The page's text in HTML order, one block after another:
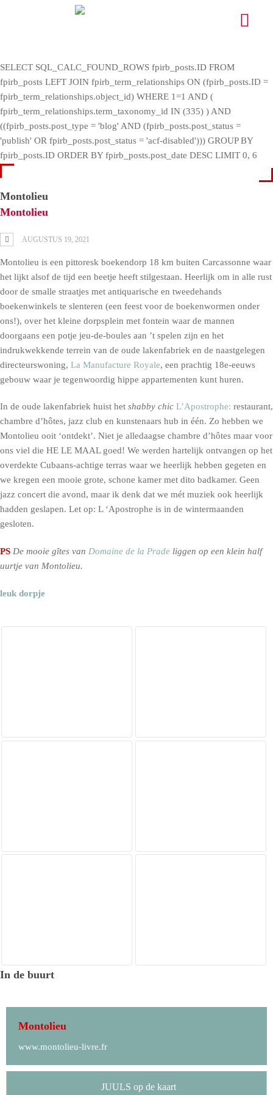
SELECT SQL_CALC_FOUND_ROWS fpirb_posts.ID FROM
fpirb_posts LEFT JOIN fpirb_term_relationships ON (fpirb_posts.ID =
fpirb_term_relationships.object_id) WHERE 1=1 AND (
fpirb_term_relationships.term_taxonomy_id IN (335) ) AND
((fpirb_posts.post_type = 'blog' AND (fpirb_posts.post_status =
'publish' OR fpirb_posts.post_status = 'acf-disabled'))) GROUP BY
fpirb_posts.ID ORDER BY fpirb_posts.post_date DESC LIMIT 0, 6
Montolieu
Montolieu
AUGUSTUS 19, 2021
Montolieu is een pittoresk boekendorp 18 km buiten Carcassonne waar
het lijkt alsof de tijd een beetje heeft stilgestaan. Heerlijk om in alle rust
door de smalle straatjes met antiquarische en tweedehands
boekenwinkels te slenteren (een feest voor de boekenwormen onder
ons!), over het kleine dorpsplein met fontein waar de mannen
doorgaans een potje jeu-de-boules aan ’t spelen zijn en het
indrukwekkende terrein van de oude lakenfabriek en de naastgelegen
directeurswoning, La Manufacture Royale, een prachtig 18e-eeuws
gebouw waar je tegenwoordig hippe appartementen kunt huren.
In de oude lakenfabriek huist het shabby chic L’Apostrophe: restaurant,
chambre d’hôtes, jazz club en kunstenaars hub in één. Zo hebben we
Montolieu ooit ‘ontdekt’. Niet je alledaagse chambre d’hôtes maar voor
ons viel die HE LE MAAL goed! We werden hartelijk ontvangen op het
overdekte Cubaans-achtige terras waar we heerlijk hebben gegeten en
we kregen een mooie grote, schone kamer met dito badkamer. Geen
jazz concert die avond, maar ik denk dat we mét muziek ook heerlijk
hadden geslapen. Let op: L ‘Apostrophe is in de wintermaanden
gesloten.
PS De mooie gîtes van Domaine de la Prade liggen op een klein half
uurtje van Montolieu.
leuk dorpje
In de buurt
Montolieu
www.montolieu-livre.fr
JUULS op de kaart